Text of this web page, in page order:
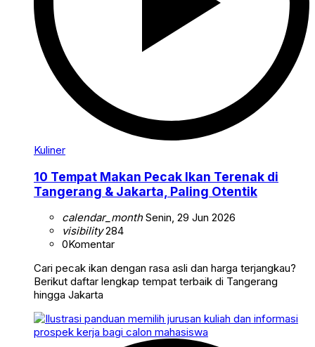
Kuliner
10 Tempat Makan Pecak Ikan Terenak di
Tangerang & Jakarta, Paling Otentik
calendar_monthSenin, 29 Jun 2026
visibility284
0Komentar
Cari pecak ikan dengan rasa asli dan harga terjangkau?
Berikut daftar lengkap tempat terbaik di Tangerang
hingga Jakarta